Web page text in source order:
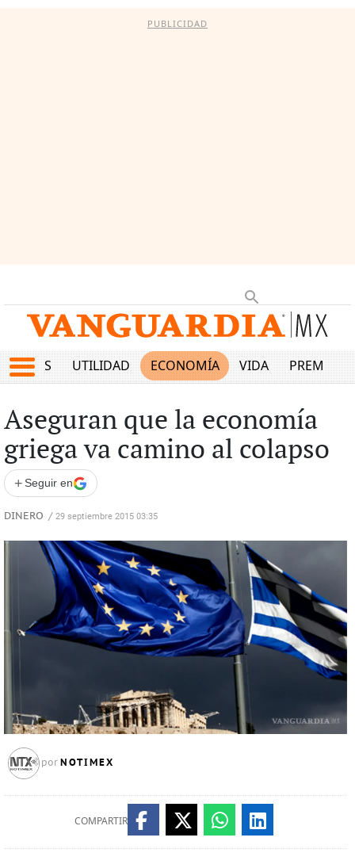
PUBLICIDAD
UTILIDAD ECONOMÍA VIDA PREMIUM
Aseguran que la economía
griega va camino al colapso
+ Seguir en
DINERO / 29 septiembre 2015 03:35
por NOTIMEX
COMPARTIR